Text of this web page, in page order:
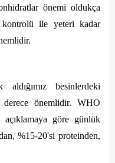
önemi oldukça
kontrolü ile yeteri kadar
besinlerdeki
derece önemlidir. WHO
açıklamaya göre günlük
%15-20'si proteinden,